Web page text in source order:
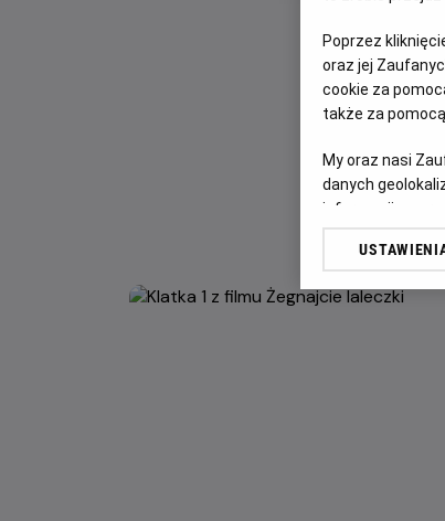
Poprzez
oraz jej
cookie za
także za
My oraz nasi
danych
informacji na
odbiorców i
Lista